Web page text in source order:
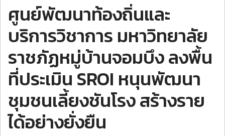
ศูนย์พัฒนาท้องถิ่นและ
บริการวิชาการ มหาวิทยาลัย
ราชภัฏหมู่บ้านจอมบึง ลงพื้น
ที่ประเมิน SROI หนุนพัฒนา
ชุมชนเลี้ยงชันโรง สร้างราย
ได้อย่างยั่งยืน